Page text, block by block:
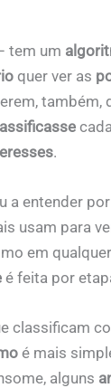
tem um
quer ver as
também,
.
a entender
usam para
em
é feita por
classificam
é mais
alguns